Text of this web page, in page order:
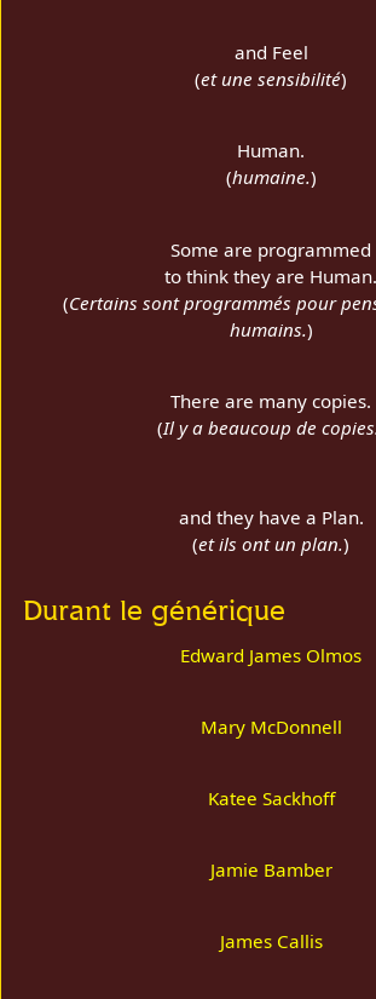
and Feel
(et une sensibilité)
Human.
(humaine.)
Some are programmed
to think they are Human.
(Certains sont programmés pour
humains.)
There are many copies.
(Il y a beaucoup de
and they have a Plan.
(et ils ont un plan.)
Durant le générique
Edward James Olmos
Mary McDonnell
Katee Sackhoff
Jamie Bamber
James Callis